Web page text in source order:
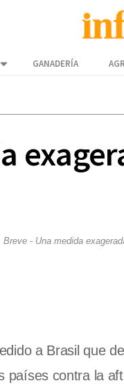
GANADERÍA
Breve - Una medida
a Brasil que
contra la